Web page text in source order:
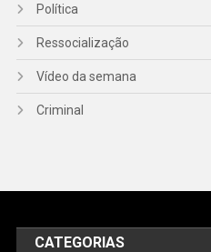
Política
Ressocialização
Vídeo da semana
Criminal
CATEGORIAS